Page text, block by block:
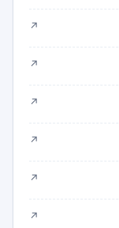
↗
↗
↗
↗
↗
↗